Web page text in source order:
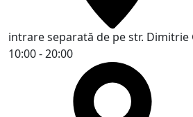
intrare separată de pe str. Dimitrie
10:00 - 20:00